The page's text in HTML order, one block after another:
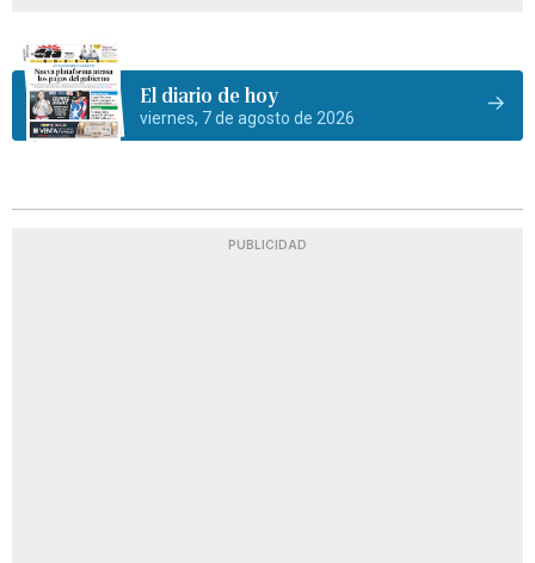
El diario de hoy
viernes, 7 de agosto de 2026
PUBLICIDAD